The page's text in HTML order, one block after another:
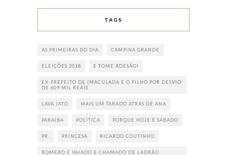
TAGS
AS PRIMEIRAS DO DIA CAMPINA GRANDE
ELEIÇÕES 2018 E TOME ADESÃO!
EX-PREFEITO DE IMACULADA E O FILHO POR DESVIO
DE 609 MIL REAIS
LAVA JATO MAIS UM TARADO ATRÁS DE ANA
PARAÍBA POLÍTICA PORQUE HOJE É SÁBADO
PR. PRINCESA RICARDO COUTINHO
ROMERO É VAIADO E CHAMADO DE LADRÃO